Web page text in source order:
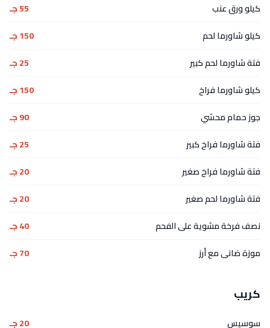
كيلو ورق عنب
55 جـ
كيلو شاورما لحم
150 جـ
فتة شاورما لحم كبير
25 جـ
كيلو شاورما فراخ
150 جـ
جوز حمام محشي
90 جـ
فتة شاورما فراخ كبير
25 جـ
فتة شاورما فراخ صغير
20 جـ
فتة شاورما لحم صغير
20 جـ
نصف فرخة مشوية على الفحم
40 جـ
موزة ضانى مع أرز
70 جـ
كريب
سوسيس
20 جـ